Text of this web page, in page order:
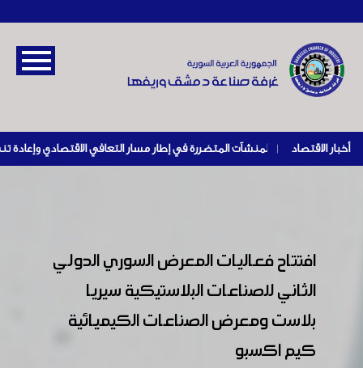
أخبار الاقتصاد |
افتتاح فعاليات المعرض السوري الدولي
الثاني للصناعات البلاستيكية سيريا
بلاست ومعرض الصناعات الكيميائية
كيم اكسبو